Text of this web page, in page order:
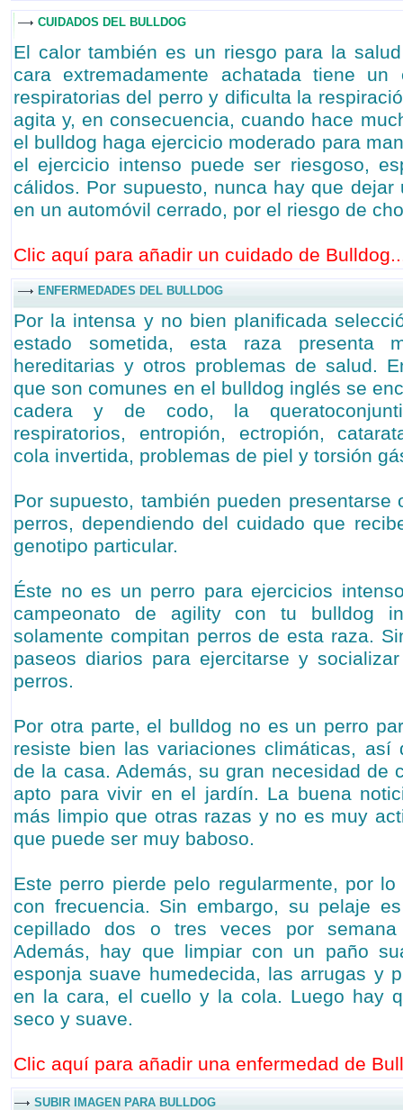
CUIDADOS DEL BULLDOG
El calor también es un riesgo para la
cara extremadamente achatada tiene
respiratorias del perro y dificulta la
agita y, en consecuencia, cuando hace
el bulldog haga ejercicio moderado para
el ejercicio intenso puede ser riesgoso,
cálidos. Por supuesto, nunca hay que
en un automóvil cerrado, por el riesgo de
Clic aquí para añadir un cuidado de
ENFERMEDADES DEL BULLDOG
Por la intensa y no bien planificada
estado sometida, esta raza presenta
hereditarias y otros problemas de salud.
que son comunes en el bulldog inglés se
cadera y de codo, la
respiratorios, entropión, ectropión,
cola invertida, problemas de piel y torsión
Por supuesto, también pueden presentarse
perros, dependiendo del cuidado que
genotipo particular.
Éste no es un perro para ejercicios
campeonato de agility con tu bulldog
solamente compitan perros de esta raza.
paseos diarios para ejercitarse y
perros.
Por otra parte, el bulldog no es un perro
resiste bien las variaciones climáticas, así
de la casa. Además, su gran necesidad de
apto para vivir en el jardín. La buena
más limpio que otras razas y no es muy
que puede ser muy baboso.
Este perro pierde pelo regularmente, por
con frecuencia. Sin embargo, su pelaje
cepillado dos o tres veces por
Además, hay que limpiar con un paño
esponja suave humedecida, las arrugas y
en la cara, el cuello y la cola. Luego hay
seco y suave.
Clic aquí para añadir una enfermedad de
SUBIR IMAGEN PARA BULLDOG